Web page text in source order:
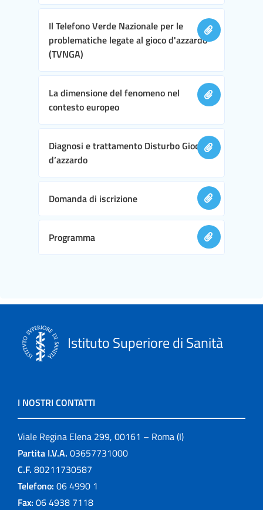
Il Telefono Verde Nazionale per le
problematiche legate al gioco d'azzardo
(TVNGA)
La dimensione del fenomeno nel
contesto europeo
Diagnosi e trattamento Disturbo Gioco
d’azzardo
Domanda di iscrizione
Programma
Istituto Superiore di Sanità
I NOSTRI CONTATTI
Viale Regina Elena 299, 00161 – Roma (I)
Partita I.V.A. 03657731000
C.F. 80211730587
Telefono: 06 4990 1
Fax: 06 4938 7118